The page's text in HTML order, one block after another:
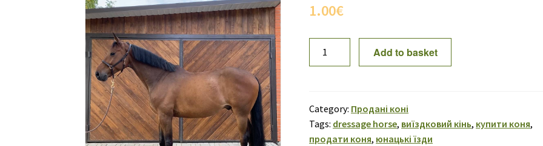
1.00€
quantity
Add to basket
Category: Продані коні
Tags: dressage horse, виїздковий кінь, купити коня,
продати коня, юнацькі їзди